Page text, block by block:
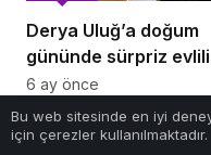
Derya Uluğ’a doğum
gününde sürpriz
teklifi
6 ay önce
Bu web sitesinde en iyi
için çerezler kullanılmaktadır.